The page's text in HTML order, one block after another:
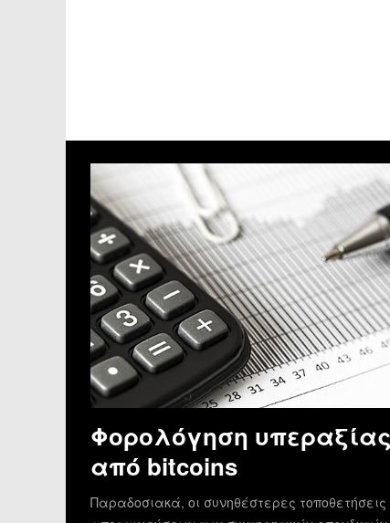
Φορολόγηση υπεραξίας
από bitcoins
Παραδοσιακά, οι συνηθέστερες